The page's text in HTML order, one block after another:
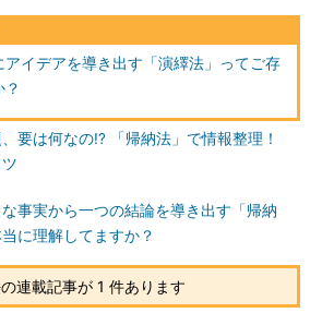
アイデアを導き出す「演繹法」ってご存
？
要は何なの!? 「帰納法」で情報整理！
事実から一つの結論を導き出す「帰納
に理解してますか？
連載記事が 1 件あります